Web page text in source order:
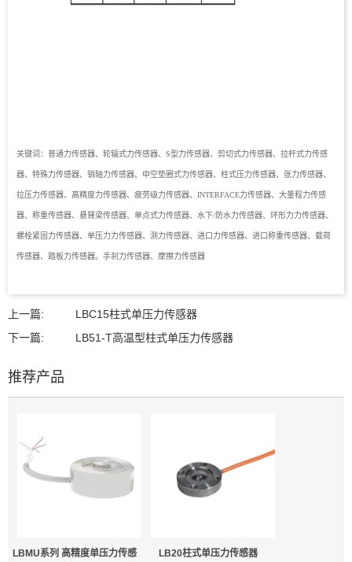
关键词：普通力传感器、轮辐式力传感器、S型力传感器、剪切式力传感器、拉杆式力传感
器、特殊力传感器、销轴力传感器、中空垫圈式力传感器、柱式压力传感器、张力传感器、
拉压力传感器、高精度力传感器、疲劳级力传感器、INTERFACE力传感器、大量程力传感
器、称重传感器、悬臂梁传感器、单点式力传感器、水下/防水力传感器、环形力力传感器、
螺栓紧固力传感器、单压力力传感器、测力传感器、进口力传感器、进口称重传感器、载荷
传感器、踏板力传感器。手刹力传感器、摩擦力传感器
上一篇:
LBC15柱式单压力传感器
下一篇:
LB51-T高温型柱式单压力传感器
推荐产品
LBMU系列 高精度单压力传感
LB20柱式单压力传感器